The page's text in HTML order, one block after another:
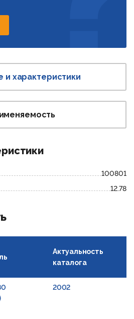
и характеристики
100801
12.78
Актуальность
каталога
2002